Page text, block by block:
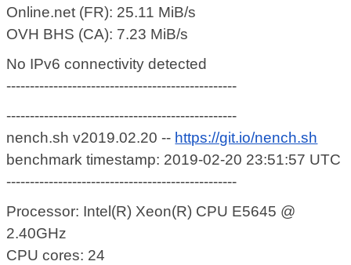
Online.net (FR): 25.11 MiB/s
OVH BHS (CA): 7.23 MiB/s
No IPv6 connectivity detected
-------------------------------------------------
-------------------------------------------------
nench.sh v2019.02.20 -- https://git.io/nench.sh
benchmark timestamp: 2019-02-20 23:51:57 UTC
-------------------------------------------------
Processor: Intel(R) Xeon(R) CPU E5645 @
2.40GHz
CPU cores: 24